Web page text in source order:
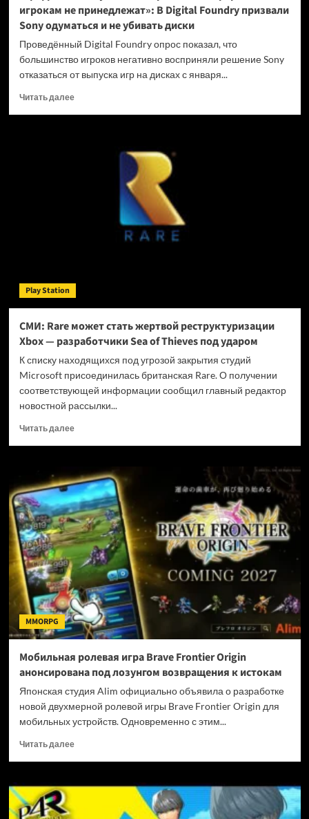
игрокам не принедлежат»: В Digital Foundry призвали
Sony одуматься и не убивать диски
Проведённый Digital Foundry опрос показал, что
большинство игроков негативно восприняли решение Sony
отказаться от выпуска игр на дисках с января...
Читать далееПрочитать
платформах
принедлежат»:
не
убивать
диски
Play Station
СМИ: Rare может стать жертвой реструктуризации
Xbox — разработчики Sea of Thieves под ударом
К списку находящихся под угрозой закрытия студий
Microsoft присоединилась британская Rare. О получении
соответствующей информации сообщил главный редактор
новостной рассылки...
Читать далееПрочитать
Rare
может
стать
жертвой
реструктуризации
Xbox
разработчики
Sea
of
Thieves
под
ударом
MMORPG
Мобильная ролевая игра Brave Frontier Origin
анонсирована под лозунгом возвращения к истокам
Японская студия Alim официально объявила о разработке
новой двухмерной ролевой игры Brave Frontier Origin для
мобильных устройств. Одновременно с этим...
Читать далееПрочитать